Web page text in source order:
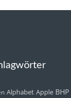
Alphabet Apple BHP